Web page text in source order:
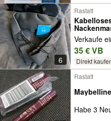
6
Rastatt
Verkaufe
35 € VB
Direkt
Rastatt
Habe 3